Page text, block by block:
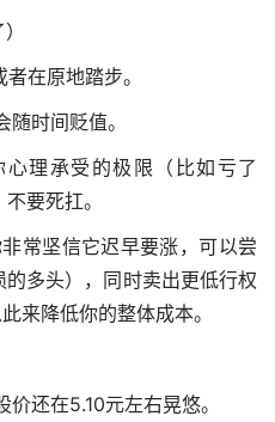
在原地踏步。
时间贬值。
理承受的极限（比如亏了
要死扛。
常坚信它迟早要涨，可以尝
多头），同时卖出更低行权
来降低你的整体成本。
还在5.10元左右晃悠。